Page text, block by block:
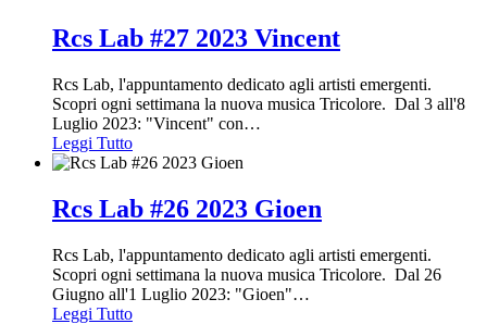
Rcs Lab #27 2023 Vincent
Rcs Lab, l'appuntamento dedicato agli artisti emergenti.
Scopri ogni settimana la nuova musica Tricolore. Dal 3 all'8
Luglio 2023: "Vincent" con…
Leggi Tutto
Rcs Lab #26 2023 Gioen
Rcs Lab, l'appuntamento dedicato agli artisti emergenti.
Scopri ogni settimana la nuova musica Tricolore. Dal 26
Giugno all'1 Luglio 2023: "Gioen"…
Leggi Tutto